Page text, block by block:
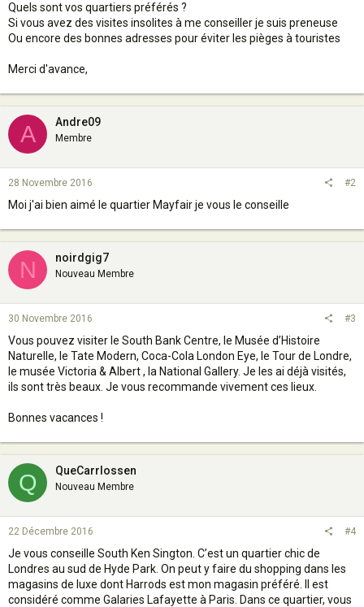
Quels sont vos quartiers préférés ?
Si vous avez des visites insolites à me conseiller je suis preneuse
Ou encore des bonnes adresses pour éviter les pièges à touristes
Merci d'avance,
A Andre09
Membre
28 Novembre 2016 #2
Moi j'ai bien aimé le quartier Mayfair je vous le conseille
N noirdgig7
Nouveau Membre
30 Novembre 2016 #3
Vous pouvez visiter le South Bank Centre, le Musée d’Histoire
Naturelle, le Tate Modern, Coca-Cola London Eye, le Tour de Londre,
le musée Victoria & Albert , la National Gallery. Je les ai déjà visités,
ils sont très beaux. Je vous recommande vivement ces lieux.
Bonnes vacances !
Q QueCarrlossen
Nouveau Membre
22 Décembre 2016 #4
Je vous conseille South Ken Sington. C’est un quartier chic de
Londres au sud de Hyde Park. On peut y faire du shopping dans les
magasins de luxe dont Harrods est mon magasin préféré. Il est
considéré comme Galaries Lafayette à Paris. Dans ce quartier, vous